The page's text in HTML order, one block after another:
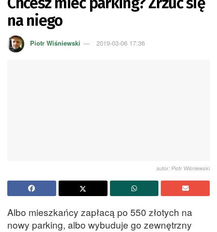
na niego
Piotr Wiśniewski 2019-03-06 17:36
autor: Piotr Wiśniewski
Albo mieszkańcy zapłacą po 550 złotych na
nowy parking, albo wybuduje go zewnętrzny